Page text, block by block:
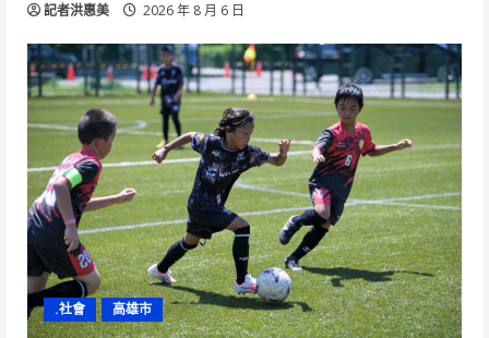
記者洪惠美 2026 年 8 月 6 日
.社會 高雄市